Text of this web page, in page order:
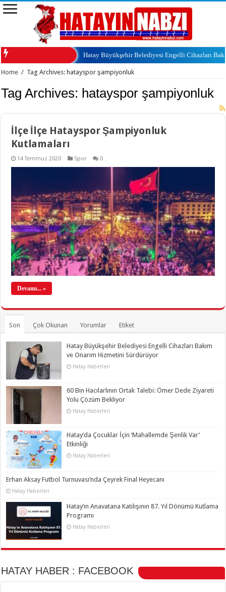
Hatay Büyükşehir Belediyesi Engelli Cihazları
Home / Tag Archives: hatayspor şampiyonluk
Tag Archives: hatayspor şampiyonluk
İlçe İlçe Hatayspor Şampiyonluk
Kutlamaları
14 Temmuz 2020 Spor 0
Devamı... »
Son Çok Okunan Yorumlar Etiket
Hatay Büyükşehir Belediyesi Engelli Cihazları Bakım
ve Onarım Hizmetini Sürdürüyor
Hatay Haberleri
60 Bin Hacılarlının Ortak Talebi: Ömer Dede Ziyareti
Yolu Çözüm Bekliyor
Hatay Haberleri
Hatay’da Çocuklar İçin ‘Mahallemde Şenlik Var’
Etkinliği
Hatay Haberleri
Erhan Aksay Futbol Turnuvası’nda Çeyrek Final Heyecanı
Hatay Haberleri
Hatay’ın Anavatana Katılışının 87. Yıl Dönümü Kutlama
Programı
Hatay Haberleri
HATAY HABER : FACEBOOK